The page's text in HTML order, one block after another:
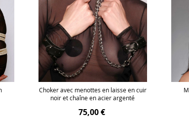
Choker avec menottes en laisse en cuir
noir et chaîne en acier argenté
75,00 €